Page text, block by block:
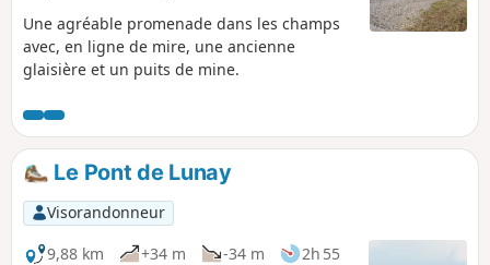
Une agréable promenade dans les champs
avec, en ligne de mire, une ancienne
glaisière et un puits de mine.
Le Pont de Lunay
Visorandonneur
9,88 km
+34 m -34 m
2h 55